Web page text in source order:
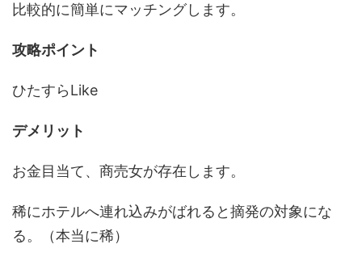
比較的に簡単にマッチングします。
攻略ポイント
ひたすらLike
デメリット
お金目当て、商売女が存在します。
稀にホテルへ連れ込みがばれると摘発の対象にな
る。（本当に稀）